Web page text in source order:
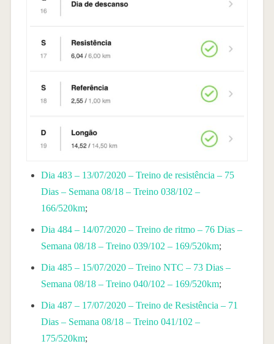
Dia 483 – 13/07/2020 – Treino de resistência – 75
Dias – Semana 08/18 – Treino 038/102 –
166/520km;
Dia 484 – 14/07/2020 – Treino de ritmo – 76 Dias –
Semana 08/18 – Treino 039/102 – 169/520km;
Dia 485 – 15/07/2020 – Treino NTC – 73 Dias –
Semana 08/18 – Treino 040/102 – 169/520km;
Dia 487 – 17/07/2020 – Treino de Resistência – 71
Dias – Semana 08/18 – Treino 041/102 –
175/520km;